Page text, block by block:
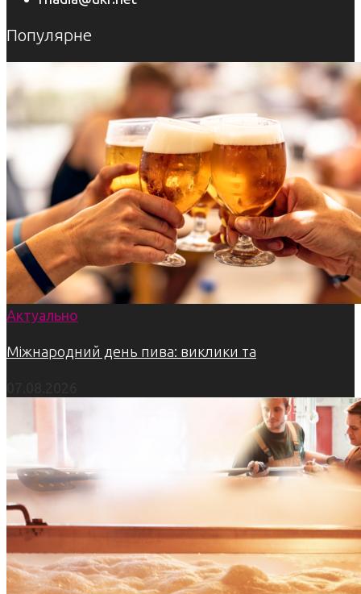
Популярне
Актуально
Міжнародний день пива: виклики та